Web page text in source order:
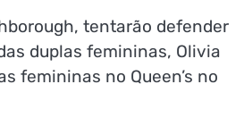
tentarão defender
duplas femininas, Olivia
femininas no Queen’s no